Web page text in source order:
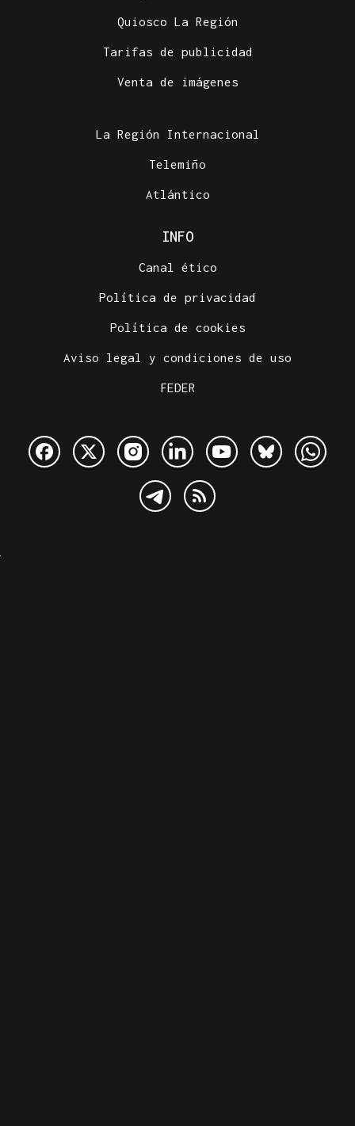
Quiosco La Región
Tarifas de publicidad
Venta de imágenes
La Región Internacional
Telemiño
Atlántico
INFO
Canal ético
Política de privacidad
Política de cookies
Aviso legal y condiciones de uso
FEDER